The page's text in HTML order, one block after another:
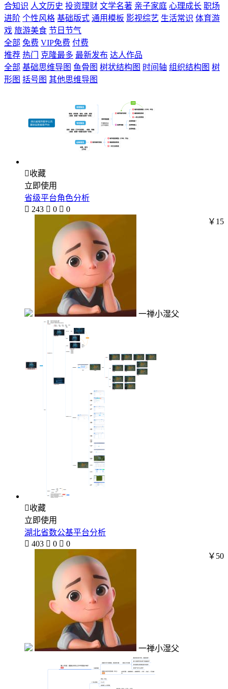
合知识 人文历史 投资理财 文学名著 亲子家庭 心理成长 职场
进阶 个性风格 基础版式 通用模板 影视综艺 生活常识 体育游
戏 旅游美食 节日节气
全部 免费 VIP免费 付费
推荐 热门 克隆最多 最新发布 达人作品
全部 基础思维导图 鱼骨图 树状结构图 时间轴 组织结构图 树
形图 括号图 其他思维导图
收藏
立即使用
省级平台角色分析
 243  0  0
一禅小湿父
￥15
收藏
立即使用
湖北省数公基平台分析
 403  0  0
一禅小湿父
￥50